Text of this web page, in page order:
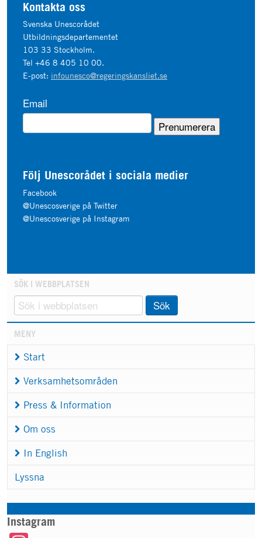
Kontakta oss
Svenska Unescorådet
Utbildningsdepartementet
103 33 Stockholm.
Tel +46 8 405 10 00.
E-post: infounesco@regeringskansliet.se
Email
Följ Unescorådet i sociala medier
Facebook
@Unescosverige på Twitter
@Unescosverige på Instagram
SÖK I WEBBPLATSEN
Sök
MENY
Start
Verksamhetsområden
Press & Information
Om oss
In English
Lyssna
Instagram